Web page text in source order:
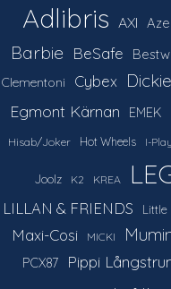
Adlibris AXI
Barbie BeSafe
Clementoni Cybex
Egmont Kärnan EMEK
Hisab/Joker Hot Wheels I-
Joolz K2 KREA
LILLAN & FRIENDS Little
Maxi-Cosi
MICKI
PCX87 Pippi